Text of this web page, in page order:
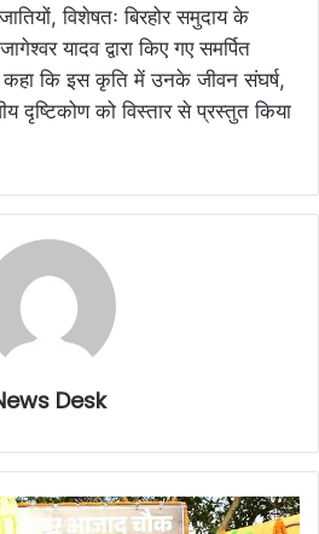
विशेषतः बिरहोर समुदाय के
यादव द्वारा किए गए समर्पित
कहा कि इस कृति में उनके जीवन संघर्ष,
दृष्टिकोण को विस्तार से प्रस्तुत किया
Desk